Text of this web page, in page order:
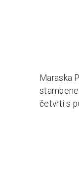
Maraska
četvrti s